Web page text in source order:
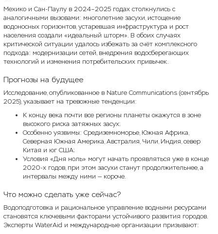
Мехико и Сан-Паулу в 2024–2025 годах столкнулись с
аналогичными вызовами: многолетние засухи, истощение
водоносных горизонтов, устаревшая инфраструктура и рост
населения создали «идеальный шторм». В обоих случаях
критической ситуации удалось избежать за счёт комплексного
подхода: модернизации сетей, внедрения водосберегающих
технологий и изменения потребительских привычек.
Прогнозы на будущее
Исследование, опубликованное в Nature Communications (сентябрь
2025), указывает на тревожные тенденции:
К концу века почти все регионы планеты окажутся в зоне
высокого риска затяжных засух;
Особенно уязвимы: Средиземноморье, Южная Африка,
Северная Южная Америка, Австралия, Чили, Индия, север
Китая и юг США;
Условия «Дня ноль» могут начать проявляться уже в конце
2020-х годов, при этом засухи станут продолжительнее, а
интервалы между ними — короче.
Что можно сделать уже сейчас?
Водоподготовка и рациональное управление водными ресурсами
становятся ключевыми факторами устойчивого развития городов.
Эксперты WaterAid и международные организации призывают: